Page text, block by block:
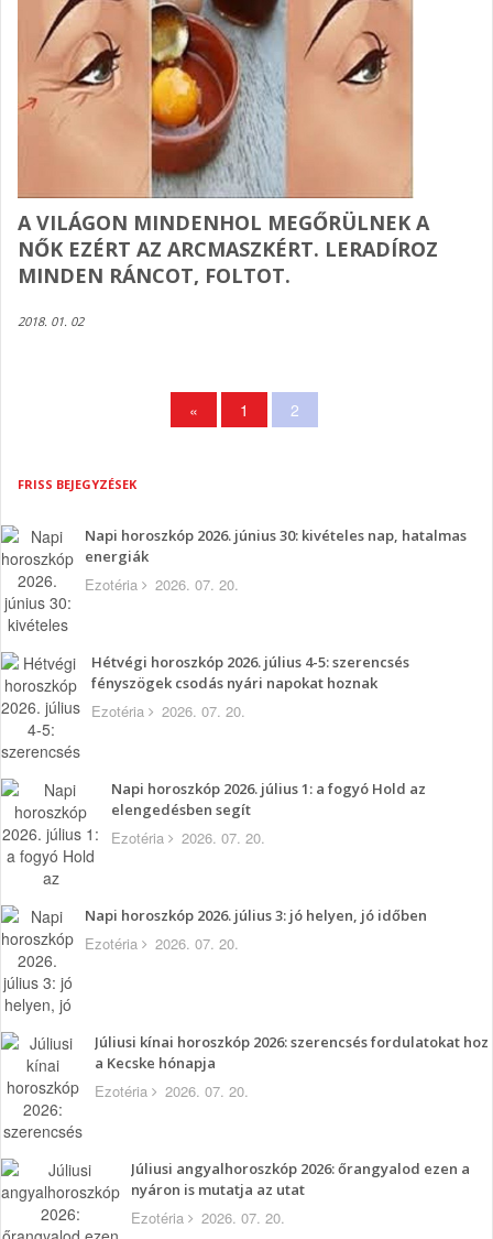
A VILÁGON MINDENHOL MEGŐRÜLNEK A
NŐK EZÉRT AZ ARCMASZKÉRT. LERADÍROZ
MINDEN RÁNCOT, FOLTOT.
2018. 01. 02
« 1 2
FRISS BEJEGYZÉSEK
Napi horoszkóp 2026. június 30: kivételes nap, hatalmas
energiák
Ezotéria 2026. 07. 20.
Hétvégi horoszkóp 2026. július 4-5: szerencsés
fényszögek csodás nyári napokat hoznak
Ezotéria 2026. 07. 20.
Napi horoszkóp 2026. július 1: a fogyó Hold az
elengedésben segít
Ezotéria 2026. 07. 20.
Napi horoszkóp 2026. július 3: jó helyen, jó időben
Ezotéria 2026. 07. 20.
Júliusi kínai horoszkóp 2026: szerencsés fordulatokat hoz
a Kecske hónapja
Ezotéria 2026. 07. 20.
Júliusi angyalhoroszkóp 2026: őrangyalod ezen a
nyáron is mutatja az utat
Ezotéria 2026. 07. 20.